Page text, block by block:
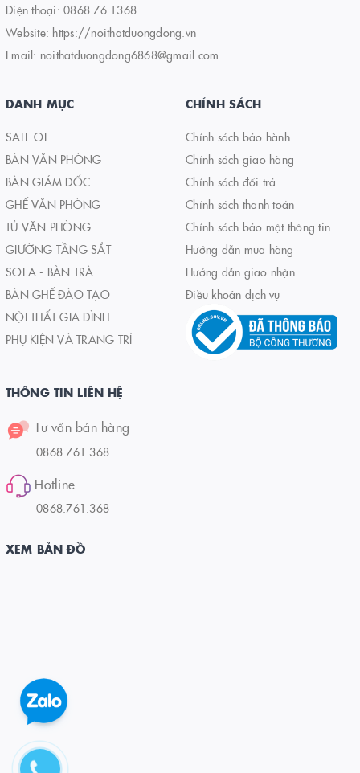
Điện thoại: 0868.76.1368
Website: https://noithatduongdong.vn
Email: noithatduongdong6868@gmail.com
DANH MỤC
SALE OF
BÀN VĂN PHÒNG
BÀN GIÁM ĐỐC
GHẾ VĂN PHÒNG
TỦ VĂN PHÒNG
GIƯỜNG TẦNG SẮT
SOFA - BÀN TRÀ
BÀN GHẾ ĐÀO TẠO
NỘI THẤT GIA ĐÌNH
PHỤ KIỆN VÀ TRANG TRÍ
CHÍNH SÁCH
Chính sách bảo hành
Chính sách giao hàng
Chính sách đổi trả
Chính sách thanh toán
Chính sách bảo mật thông tin
Hướng dẫn mua hàng
Hướng dẫn giao nhận
Điều khoản dịch vụ
THÔNG TIN LIÊN HỆ
Tư vấn bán hàng
0868.761.368
Hotline
0868.761.368
XEM BẢN ĐỒ